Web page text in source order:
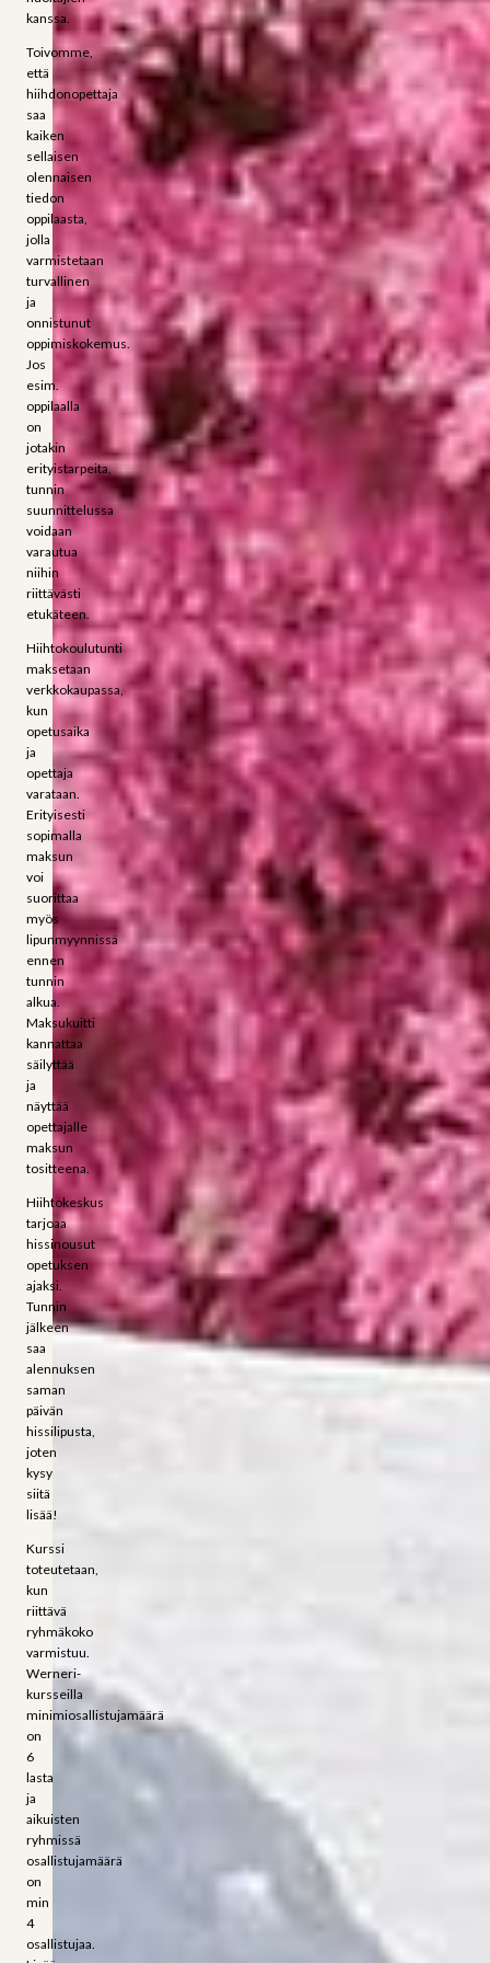
kanssa.
Toivomme,
että
hiihdonopettaja
saa
kaiken
sellaisen
olennaisen
tiedon
oppilaasta,
jolla
varmistetaan
turvallinen
ja
onnistunut
oppimiskokemus.
Jos
esim.
oppilaalla
on
jotakin
erityistarpeita,
tunnin
suunnittelussa
voidaan
varautua
niihin
riittävästi
etukäteen.
Hiihtokoulutunti
maksetaan
verkkokaupassa,
kun
opetusaika
ja
opettaja
varataan.
Erityisesti
sopimalla
maksun
voi
suorittaa
myös
lipunmyynnissä
ennen
tunnin
alkua.
Maksukuitti
kannattaa
säilyttää
ja
näyttää
opettajalle
maksun
tositteena.
Hiihtokeskus
tarjoaa
hissinousut
opetuksen
ajaksi.
Tunnin
jälkeen
saa
alennuksen
saman
päivän
hissilipusta,
joten
kysy
siitä
lisää!
Kurssi
toteutetaan,
kun
riittävä
ryhmäkoko
varmistuu.
Werneri-
kursseilla
minimiosallistujamäärä
on
6
lasta
ja
aikuisten
ryhmissä
osallistujamäärä
on
min
4
osallistujaa.